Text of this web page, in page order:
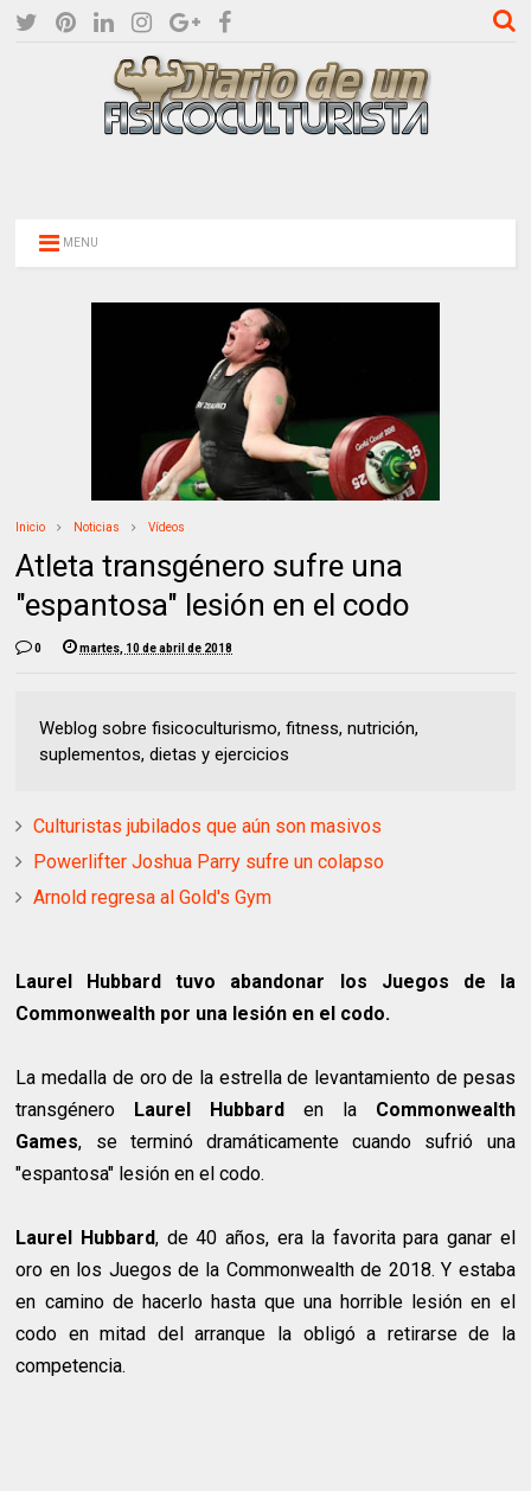
MENU
Inicio Noticias Vídeos
Atleta transgénero sufre una
"espantosa" lesión en el codo
0 martes, 10 de abril de 2018
Weblog sobre fisicoculturismo, fitness, nutrición,
suplementos, dietas y ejercicios
Culturistas jubilados que aún son masivos
Powerlifter Joshua Parry sufre un colapso
Arnold regresa al Gold's Gym
Laurel Hubbard tuvo abandonar los Juegos de la
Commonwealth por una lesión en el codo.
La medalla de oro de la estrella de levantamiento de pesas
transgénero Laurel Hubbard en la Commonwealth
Games, se terminó dramáticamente cuando sufrió una
"espantosa" lesión en el codo.
Laurel Hubbard, de 40 años, era la favorita para ganar el
oro en los Juegos de la Commonwealth de 2018. Y estaba
en camino de hacerlo hasta que una horrible lesión en el
codo en mitad del arranque la obligó a retirarse de la
competencia.